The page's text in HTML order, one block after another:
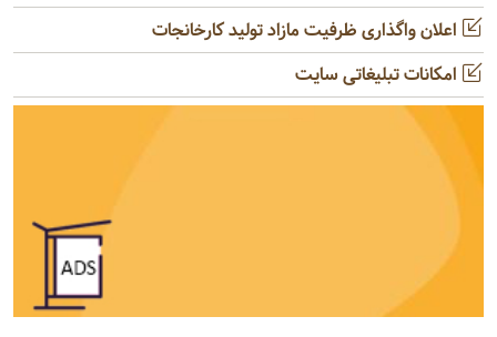
اعلان واگذاری ظرفیت مازاد تولید کارخانجات
امکانات تبلیغاتی سایت